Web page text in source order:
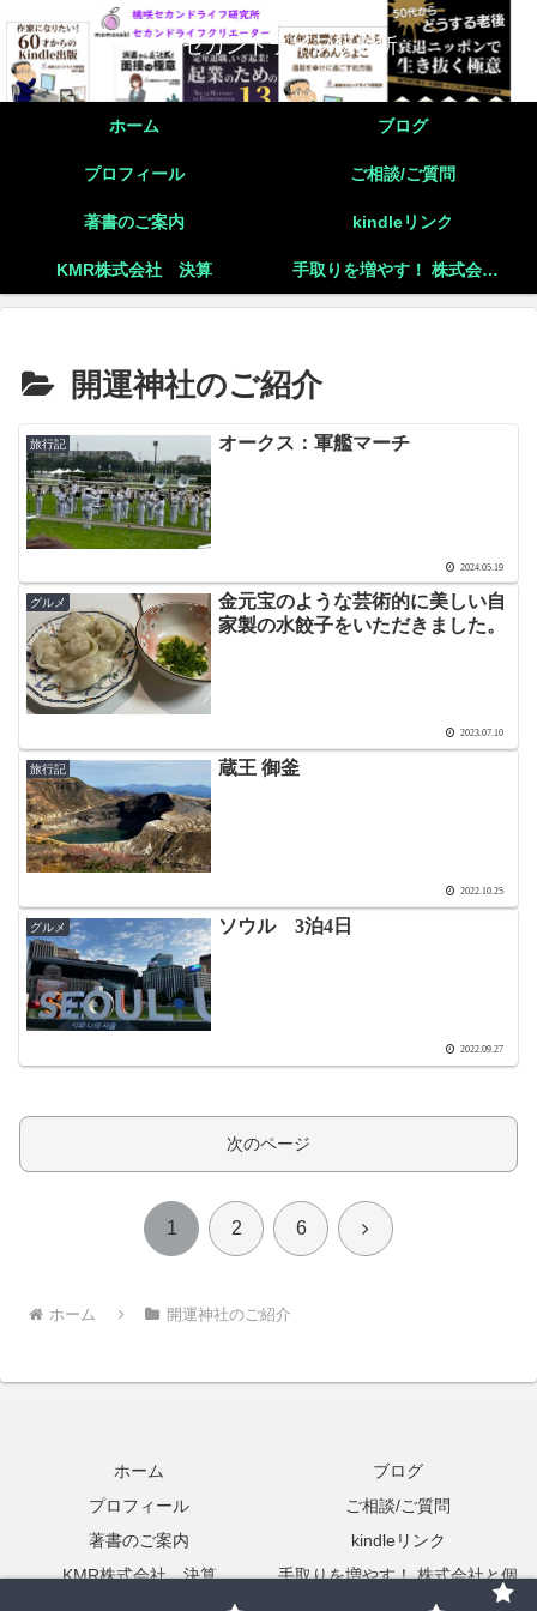
桃咲セカンドライフ研究所
ホーム ブログ
プロフィール ご相談/ご質問
著書のご案内 kindleリンク
KMR株式会社 決算 手取りを増やす！ 株式会社と個人事業主の二刀流起業の実践
開運神社のご紹介
旅行記 オークス：軍艦マーチ
2024.05.19
グルメ
金元宝のような芸術的に美しい自
家製の水餃子をいただきました。
2023.07.10
旅行記 蔵王 御釜
2022.10.25
グルメ ソウル 3泊4日
2022.09.27
次のページ
1 2 6 次
ホーム 開運神社のご紹介
ホーム
ブログ
プロフィール
ご相談/ご質問
著書のご案内
kindleリンク
KMR株式会社 決算
手取りを増やす！ 株式会社と個
人事業主の二刀流起業の実践